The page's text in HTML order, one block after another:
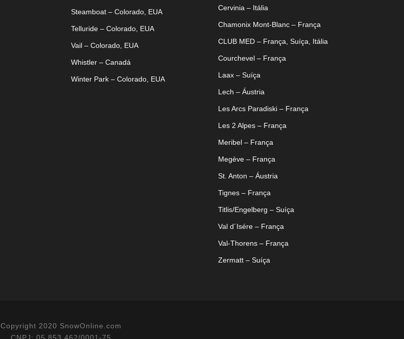
Steamboat – Colorado, EUA
Telluride – Colorado, EUA
Vail – Colorado, EUA
Whistler – Canadá
Winter Park – Colorado, EUA
Cervinia – Itália
Chamonix Mont-Blanc – França
CLUB MED – França, Suíça, Itália
Courchevel – França
Laax – Suíça
Lech – Áustria
Les Arcs Paradiski – França
Les 2 Alpes – França
Meribel – França
Megève – França
St. Anton – Áustria
Tignes – França
Titlis/Engelberg – Suíça
Val d´Isére – França
Val-Thorens – França
Zermatt – Suíça
Copyright 2020 SnowOnline.com